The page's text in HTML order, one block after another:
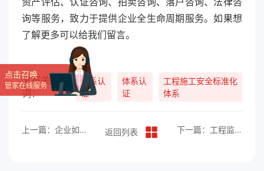
询等服务，致力于提供企业全生命周期服务。如果想
了解更多可以给我们留言。
文章关键
词：
体系认
证
体系认
证
工程施工安全标准化
体系
上一篇：企业如何办理国家双软认证？ 返回列表 下一篇：工程监理规范体系认证的办理流程
点击召唤
管家在线服务